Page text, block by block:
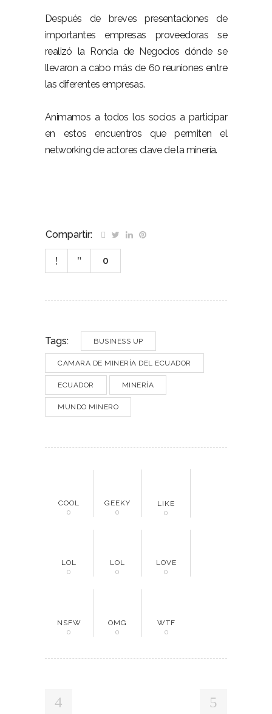
Después de breves presentaciones de
importantes empresas proveedoras se
realizó la Ronda de Negocios dónde se
llevaron a cabo más de 60 reuniones entre
las diferentes empresas.
Animamos a todos los socios a participar
en estos encuentros que permiten el
networking de actores clave de la minería.
Compartir:
0
Tags: BUSINESS UP
CAMARA DE MINERÍA DEL ECUADOR
ECUADOR MINERÍA
MUNDO MINERO
COOL
0
GEEKY
0
LIKE
0
LOL
0
LOL
0
LOVE
0
NSFW
0
OMG
0
WTF
0